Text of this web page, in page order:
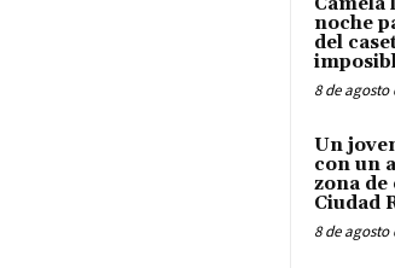
noche
del
8 de agosto
Un
con un
zona
Ciudad
8 de agosto